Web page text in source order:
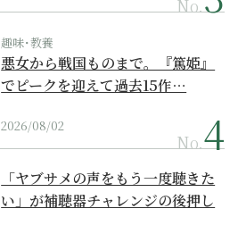
No.
趣味･教養
悪女から戦国ものまで。『篤姫』
でピークを迎えて過去15作…
2026/08/02
No.
「ヤブサメの声をもう一度聴きた
い」が補聴器チャレンジの後押し